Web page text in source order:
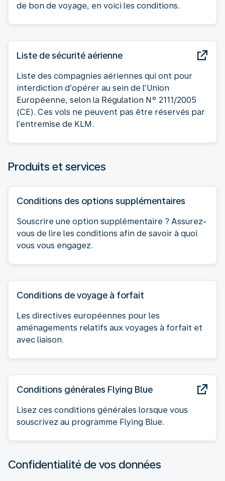
de bon de voyage, en voici les conditions.
Liste de sécurité aérienne
Liste des compagnies aériennes qui ont pour
interdiction d’opérer au sein de l’Union
Européenne, selon la Régulation N° 2111/2005
(CE). Ces vols ne peuvent pas être réservés par
l’entremise de KLM.
Produits et services
Conditions des options supplémentaires
Souscrire une option supplémentaire ? Assurez-
vous de lire les conditions afin de savoir à quoi
vous vous engagez.
Conditions de voyage à forfait
Les directives européennes pour les
aménagements relatifs aux voyages à forfait et
avec liaison.
Conditions générales Flying Blue
Lisez ces conditions générales lorsque vous
souscrivez au programme Flying Blue.
Confidentialité de vos données